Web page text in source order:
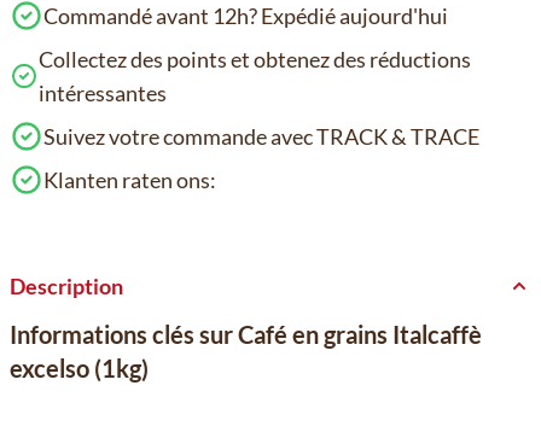
Commandé avant 12h? Expédié aujourd'hui
Collectez des points et obtenez des réductions
intéressantes
Suivez votre commande avec TRACK & TRACE
Klanten raten ons:
Description
Informations clés sur Café en grains Italcaffè
excelso (1kg)